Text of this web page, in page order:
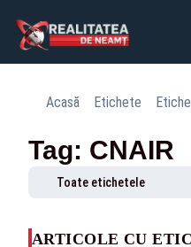
Acasă Etichete
Tag: CNAIR
Toate etichetele
ARTICOLE CU